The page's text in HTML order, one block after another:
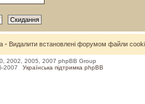
• Видалити встановлені форумом файли
2002, 2005, 2007 phpBB Group
2007
Українська підтримка phpBB